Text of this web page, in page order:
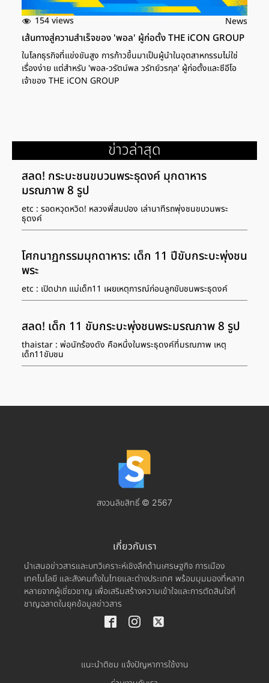
154 views News
เส้นทางสู่ความสำเร็จของ 'พอล' ผู้ก่อตั้ง THE iCON GROUP
ในโลกธุรกิจที่แข่งขันสูง การก้าวขึ้นมาเป็นผู้นำในอุตสาหกรรมไม่ใช่
เรื่องง่าย แต่สำหรับ 'พอล-วรัตน์พล วรัทย์วรกุล' ผู้ก่อตั้งและซีอีโอ
เจ้าของ THE iCON GROUP
ข่าวล่าสุด
สลด! กระบะชนขบวนพระธุดงค์ มุกดาหาร
มรณภาพ 8 รูป
etc : รอดหวุดหวิด! หลวงพี่สมปอง เล่านาทีรถพุ่งชนขบวนพระ
ธุดงค์
โศกนาฏกรรมมุกดาหาร: เด็ก 11 ปีขับกระบะพุ่งชน
พระ
etc : เปิดปาก แม่เด็ก11 เผยเหตุการณ์ก่อนลูกขับชนพระธุดงค์
สลด! เด็ก 11 ขับกระบะพุ่งชนพระมรณภาพ 8 รูป
thaistar : พ่อนักร้องดัง คือหนึ่งในพระธุดงค์ที่มรณภาพ เหตุ
เด็ก11ขับชน
สงวนลิขสิทธิ์ © 2567
เกี่ยวกับเรา
นำเสนอข่าวสารและบทวิเคราะห์เชิงลึกด้านเศรษฐกิจ การเมือง
เทคโนโลยี และสังคมทั้งในไทยและต่างประเทศ พร้อมมุมมองที่หลาก
หลายจากผู้เชี่ยวชาญ เพื่อเสริมสร้างความเข้าใจและการตัดสินใจที่
ชาญฉลาดในยุคข้อมูลข่าวสาร
แนะนำติชม แจ้งปัญหาการใช้งาน